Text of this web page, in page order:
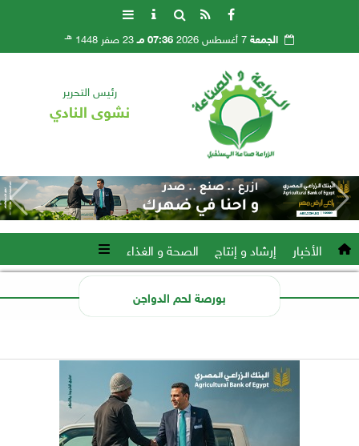
الجمعة 07:36 مـ 23 صفر 1448 هـ
رئيس التحرير
نشوى النادي
الأخبار إرشاد و إنتاج الصحة و الغذاء
بورصة لحم الدواجن